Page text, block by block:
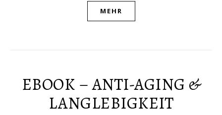
MEHR
EBOOK – ANTI-AGING &
LANGLEBIGKEIT